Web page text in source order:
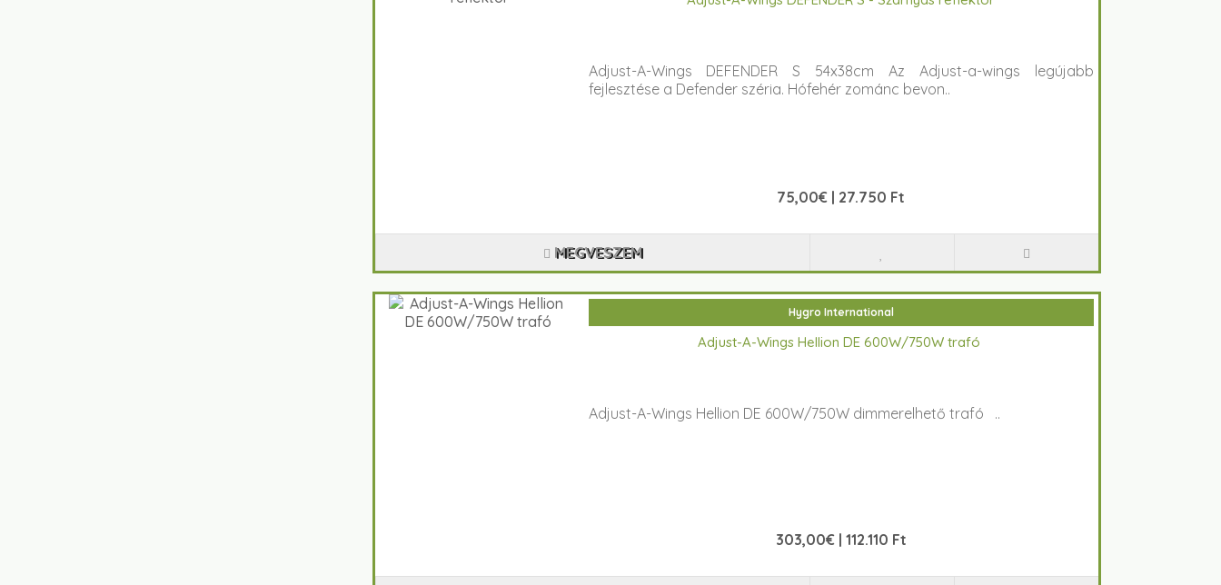
Adjust-A-Wings DEFENDER S 54x38cm Az Adjust-a-wings legújabb
fejlesztése a Defender széria. Hófehér zománc bevon..
75,00€ | 27.750 Ft
MEGVESZEM
Hygro International
Adjust-A-Wings Hellion DE 600W/750W trafó
Adjust-A-Wings Hellion DE 600W/750W dimmerelhető trafó ..
303,00€ | 112.110 Ft